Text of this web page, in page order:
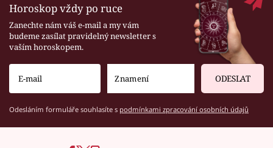
Horoskop vždy po ruce
Zanechte nám váš e-mail a my vám
budeme zasílat pravidelný newsletter s
vaším horoskopem.
ODESLAT
Odesláním formuláře souhlasíte s podmínkami zpracování osobních údajů